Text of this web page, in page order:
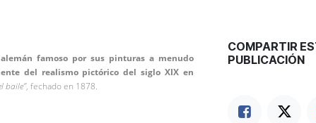
famoso por sus pinturas a menudo
del realismo pictórico del siglo XIX en
baile”, fechado en 1878.
COMPARTIR
PUBLICACIÓN